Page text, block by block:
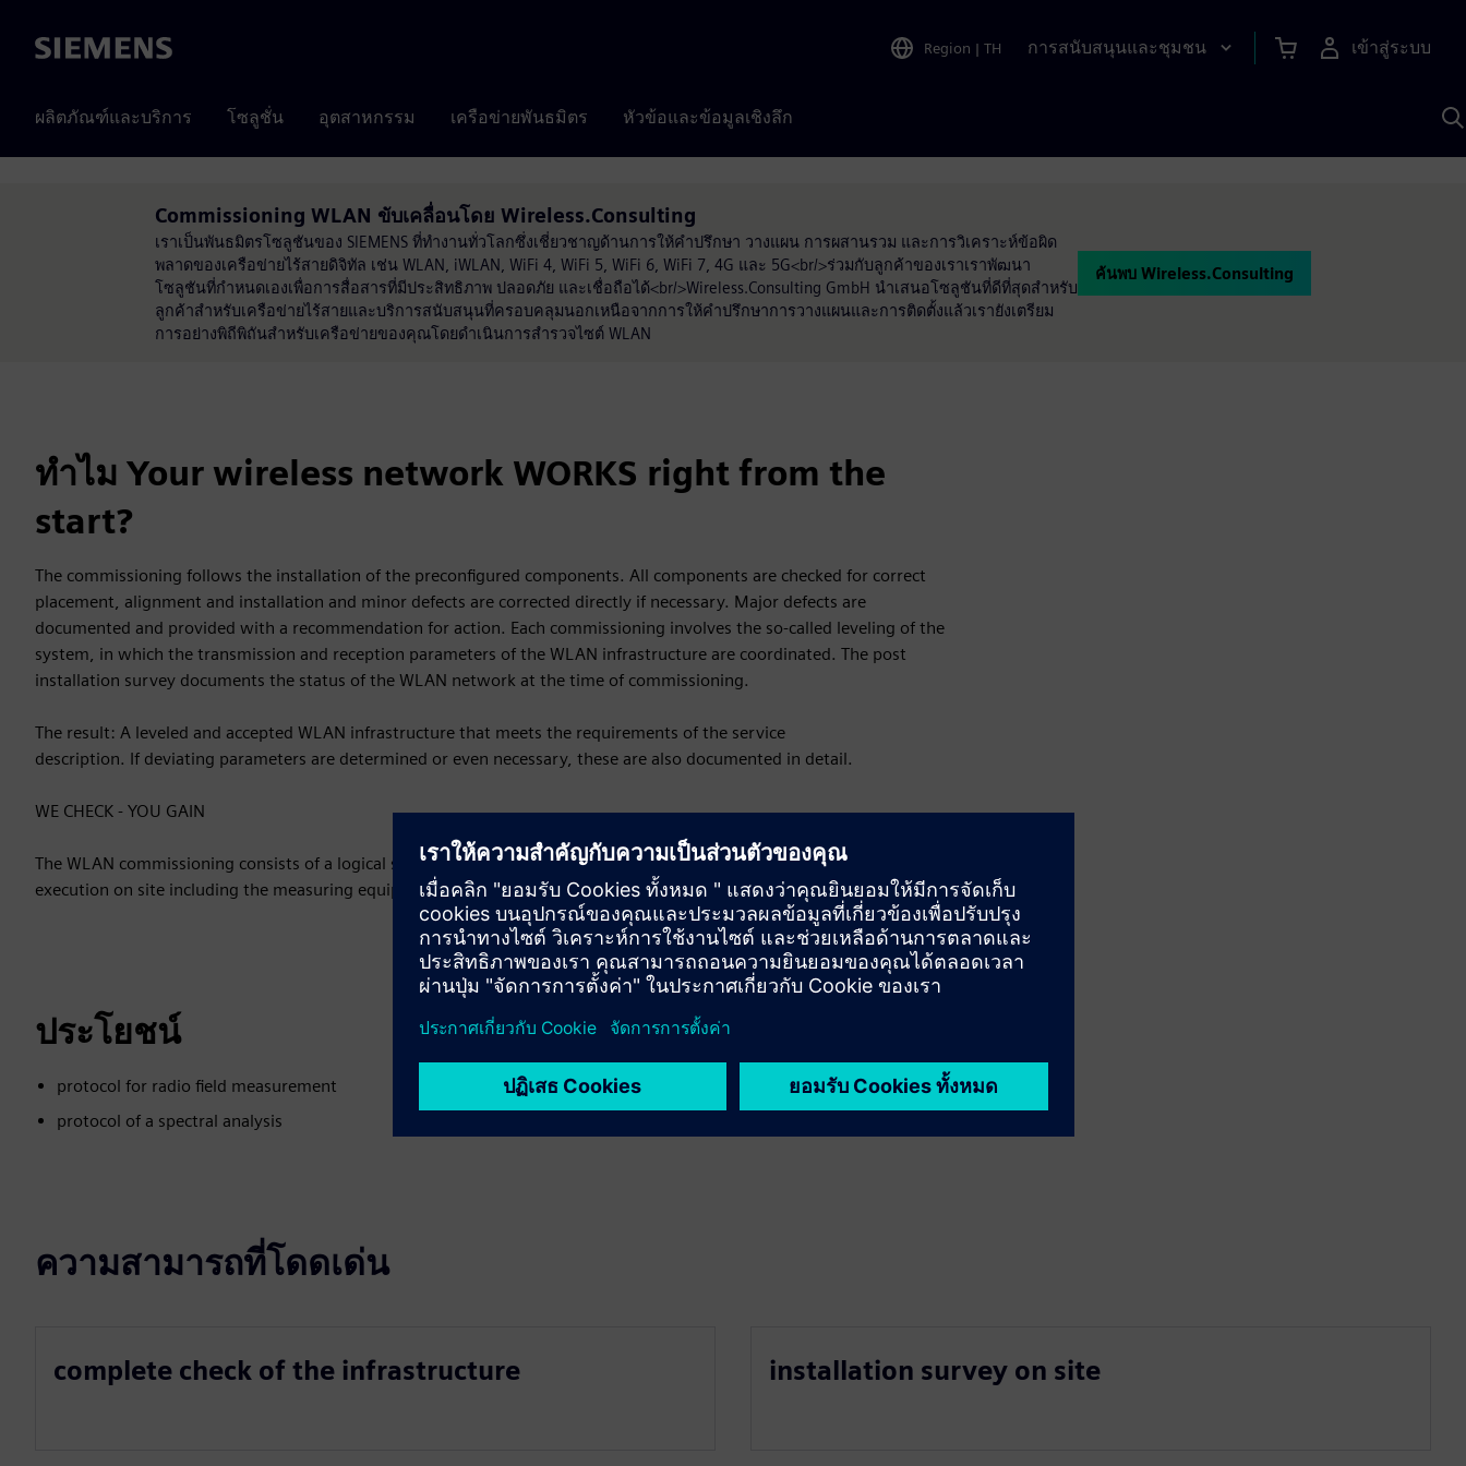
Siemens Region | TH การสนับสนุนและชุมชน เข้าสู่ระบบ
ผลิตภัณฑ์และบริการ โซลูชั่น อุตสาหกรรม เครือข่ายพันธมิตร หัวข้อและข้อมูลเชิงลึก
Commissioning WLAN ขับเคลื่อนโดย Wireless.Consulting
เราเป็นพันธมิตรโซลูชันของ SIEMENS ที่ทำงานทั่วโลกซึ่งเชี่ยวชาญด้านการให้คำปรึกษา วางแผน การผสานรวม และการวิเคราะห์ข้อผิด
พลาดของเครือข่ายไร้สายดิจิทัล เช่น WLAN, iWLAN, WiFi 4, WiFi 5, WiFi 6, WiFi 7, 4G และ 5G<br/>ร่วมกับลูกค้าของเราเราพัฒนา
โซลูชันที่กำหนดเองเพื่อการสื่อสารที่มีประสิทธิภาพ ปลอดภัย และเชื่อถือได้<br/>Wireless.Consulting GmbH นำเสนอโซลูชันที่ดีที่สุดสำหรับ
ลูกค้าสำหรับเครือข่ายไร้สายและบริการสนับสนุนที่ครอบคลุมนอกเหนือจากการให้คำปรึกษาการวางแผนและการติดตั้งแล้วเรายังเตรียม
การอย่างพิถีพิถันสำหรับเครือข่ายของคุณโดยดำเนินการสำรวจไซต์ WLAN
ค้นพบ Wireless.Consulting
ทำไม Your wireless network WORKS right from the
start?
The commissioning follows the installation of the preconfigured components. All components are checked for correct
placement, alignment and installation and minor defects are corrected directly if necessary. Major defects are
documented and provided with a recommendation for action. Each commissioning involves the so-called leveling of the
system, in which the transmission and reception parameters of the WLAN infrastructure are coordinated. The post
installation survey documents the status of the WLAN network at the time of commissioning.
The result: A leveled and accepted WLAN infrastructure that meets the requirements of the service
description. If deviating parameters are determined or even necessary, these are also documented in detail.
WE CHECK - YOU GAIN
The WLAN commissioning consists of a logical sequence of proven steps. It includes the phases of preparation, technical
execution on site including the measuring equipment, evaluation and post-processing.
ประโยชน์
protocol for radio field measurement
protocol of a spectral analysis
ความสามารถที่โดดเด่น
complete check of the infrastructure installation survey on site